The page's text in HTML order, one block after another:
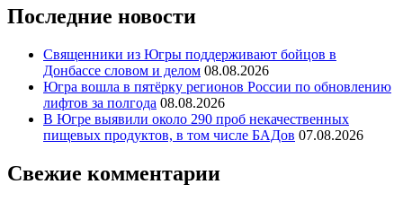
Последние новости
Священники из Югры поддерживают бойцов в
Донбассе словом и делом 08.08.2026
Югра вошла в пятёрку регионов России по обновлению
лифтов за полгода 08.08.2026
В Югре выявили около 290 проб некачественных
пищевых продуктов, в том числе БАДов 07.08.2026
Свежие комментарии